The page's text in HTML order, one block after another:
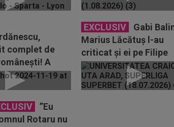
complet de
A
mai mare
EXCLUSIV
Gabi
Marius Lăcătuș l-au
criticat și ei pe Filipe
Coelho, după
”Eu
Rotaru nu